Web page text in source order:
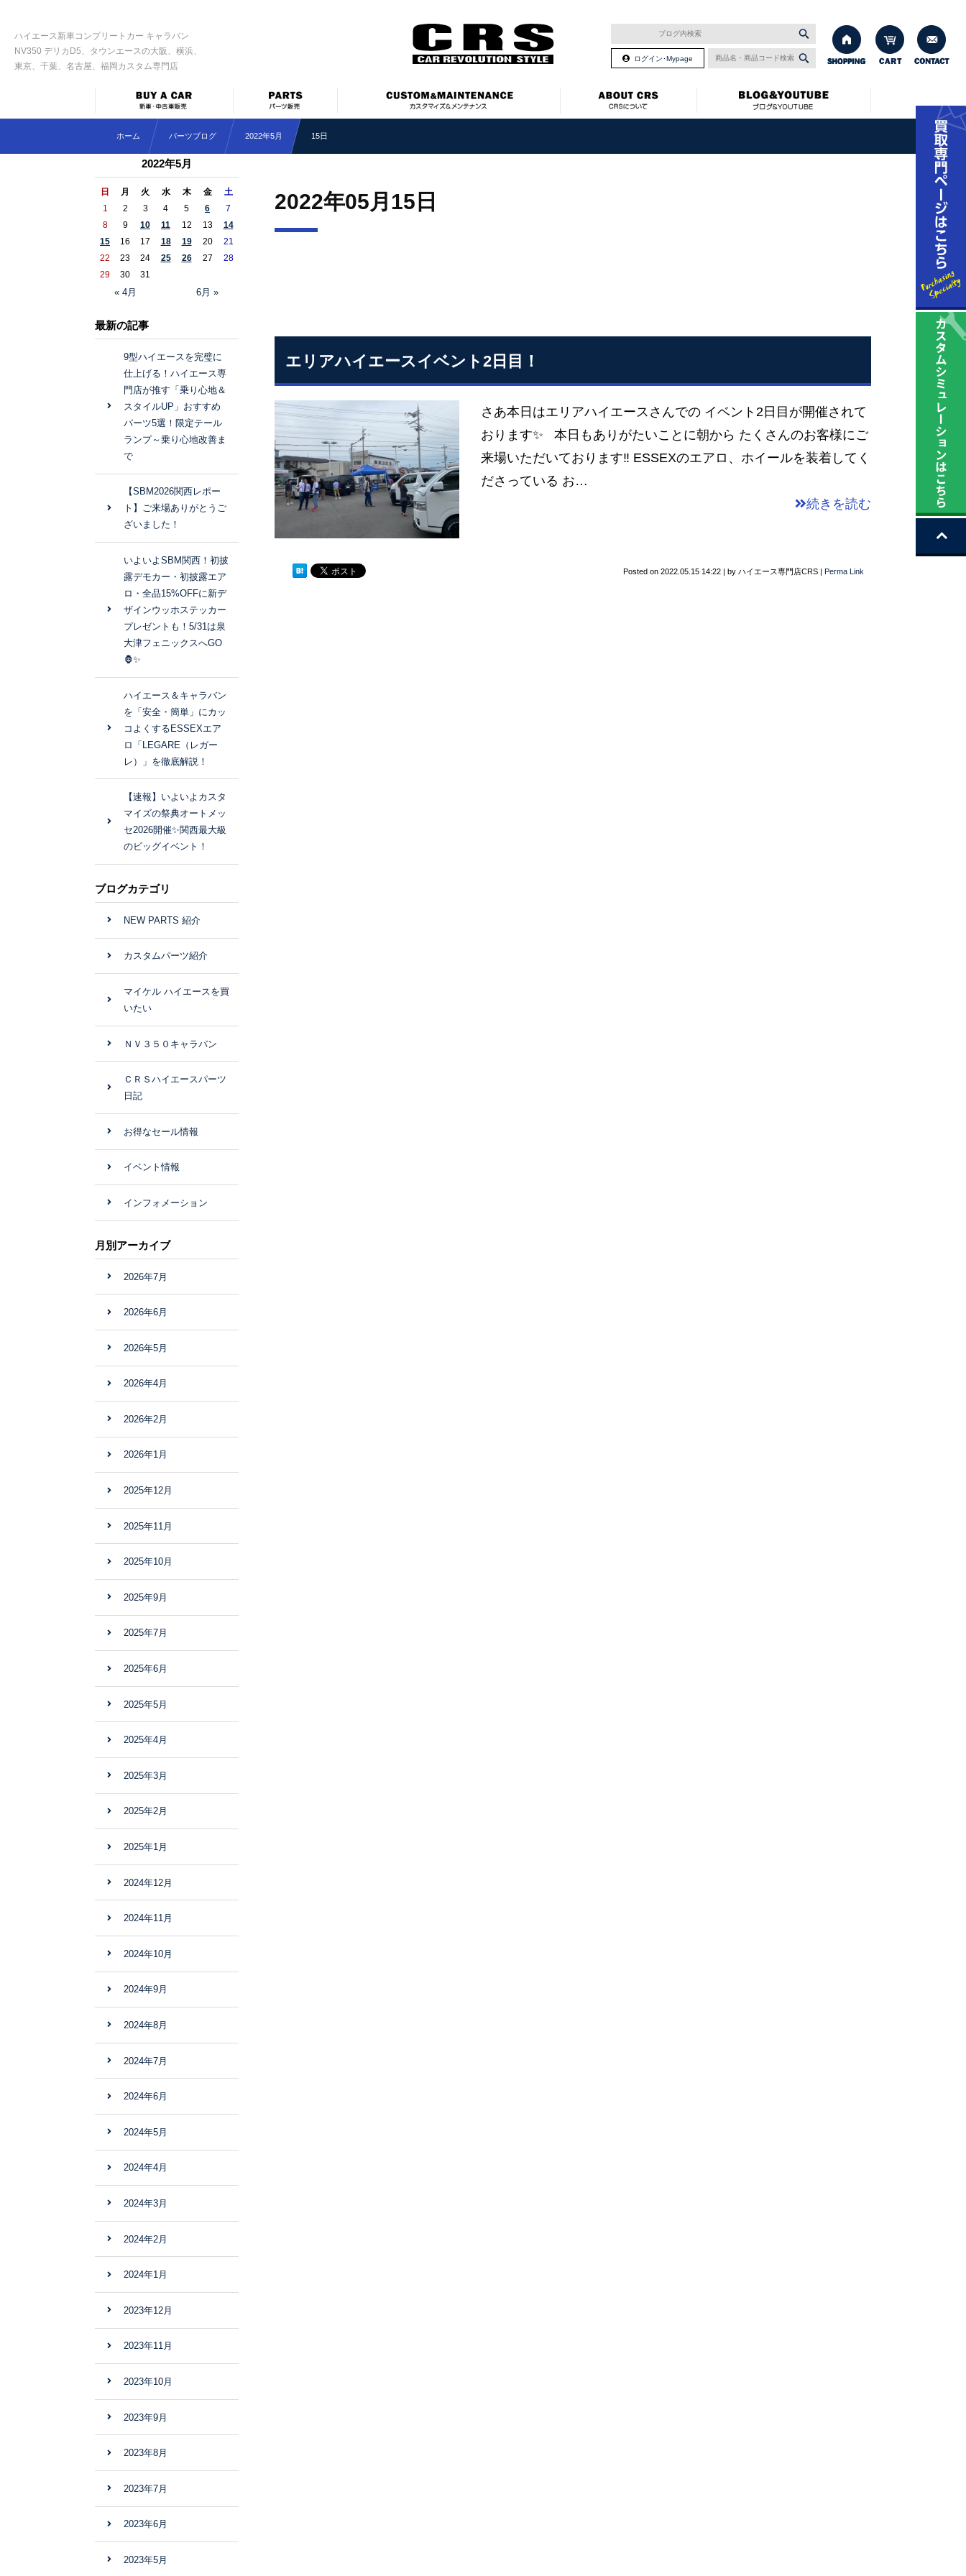
ハイエース新車コンプリートカー キャラバン
NV350 デリカD5、タウンエースの大阪、横浜、
東京、千葉、名古屋、福岡カスタム専門店
ログイン･Mypage
ホーム パーツブログ 2022年5月 15日
2022年05月15日
エリアハイエースイベント2日目！
さあ本日はエリアハイエースさんでの イベント2日目が開催されて
おります✨ 本日もありがたいことに朝から たくさんのお客様にご
来場いただいております‼ ESSEXのエアロ、ホイールを装着してく
ださっている お…
続きを読む
Posted on 2022.05.15 14:22 by ハイエース専門店CRS Perma Link
2022年5月
日 月 火 水 木 金 土
« 4月 6月 »
1 2 3 4 5 6
7
8
9 10 11 12 13
14
15
16 17 18 19 20
21
22
23 24 25 26 27
28
29
30 31
最新の記事
9型ハイエースを完璧に
仕上げる！ハイエース専
門店が推す「乗り心地＆
スタイルUP」おすすめ
パーツ5選！限定テール
ランプ～乗り心地改善ま
で
【SBM2026関西レポー
ト】ご来場ありがとうご
ざいました！
いよいよSBM関西！初披
露デモカー・初披露エア
ロ・全品15%OFFに新デ
ザインウッホステッカー
プレゼントも！5/31は泉
大津フェニックスへGO
🦍✨
ハイエース＆キャラバン
を「安全・簡単」にカッ
コよくするESSEXエア
ロ「LEGARE（レガー
レ）」を徹底解説！
【速報】いよいよカスタ
マイズの祭典オートメッ
セ2026開催✨関西最大級
のビッグイベント！
ブログカテゴリ
NEW PARTS 紹介
カスタムパーツ紹介
マイケル ハイエースを買
いたい
ＮＶ３５０キャラバン
ＣＲＳハイエースパーツ
日記
お得なセール情報
イベント情報
インフォメーション
月別アーカイブ
2026年7月
2026年6月
2026年5月
2026年4月
2026年2月
2026年1月
2025年12月
2025年11月
2025年10月
2025年9月
2025年7月
2025年6月
2025年5月
2025年4月
2025年3月
2025年2月
2025年1月
2024年12月
2024年11月
2024年10月
2024年9月
2024年8月
2024年7月
2024年6月
2024年5月
2024年4月
2024年3月
2024年2月
2024年1月
2023年12月
2023年11月
2023年10月
2023年9月
2023年8月
2023年7月
2023年6月
2023年5月